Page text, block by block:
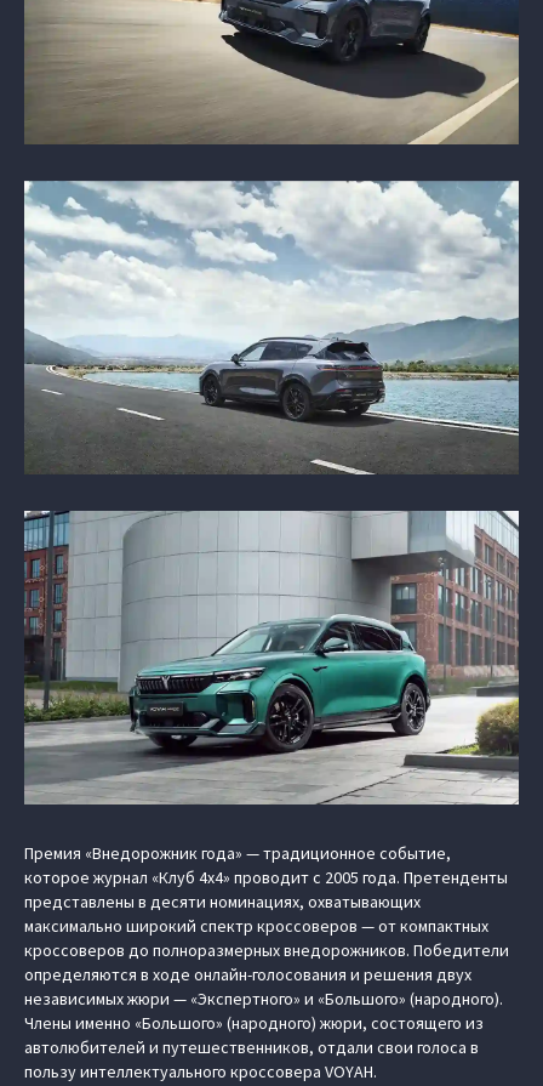
Премия «Внедорожник года» — традиционное событие,
которое журнал «Клуб 4х4» проводит с 2005 года. Претенденты
представлены в десяти номинациях, охватывающих
максимально широкий спектр кроссоверов — от компактных
кроссоверов до полноразмерных внедорожников. Победители
определяются в ходе онлайн-голосования и решения двух
независимых жюри — «Экспертного» и «Большого» (народного).
Члены именно «Большого» (народного) жюри, состоящего из
автолюбителей и путешественников, отдали свои голоса в
пользу интеллектуального кроссовера VOYAH.